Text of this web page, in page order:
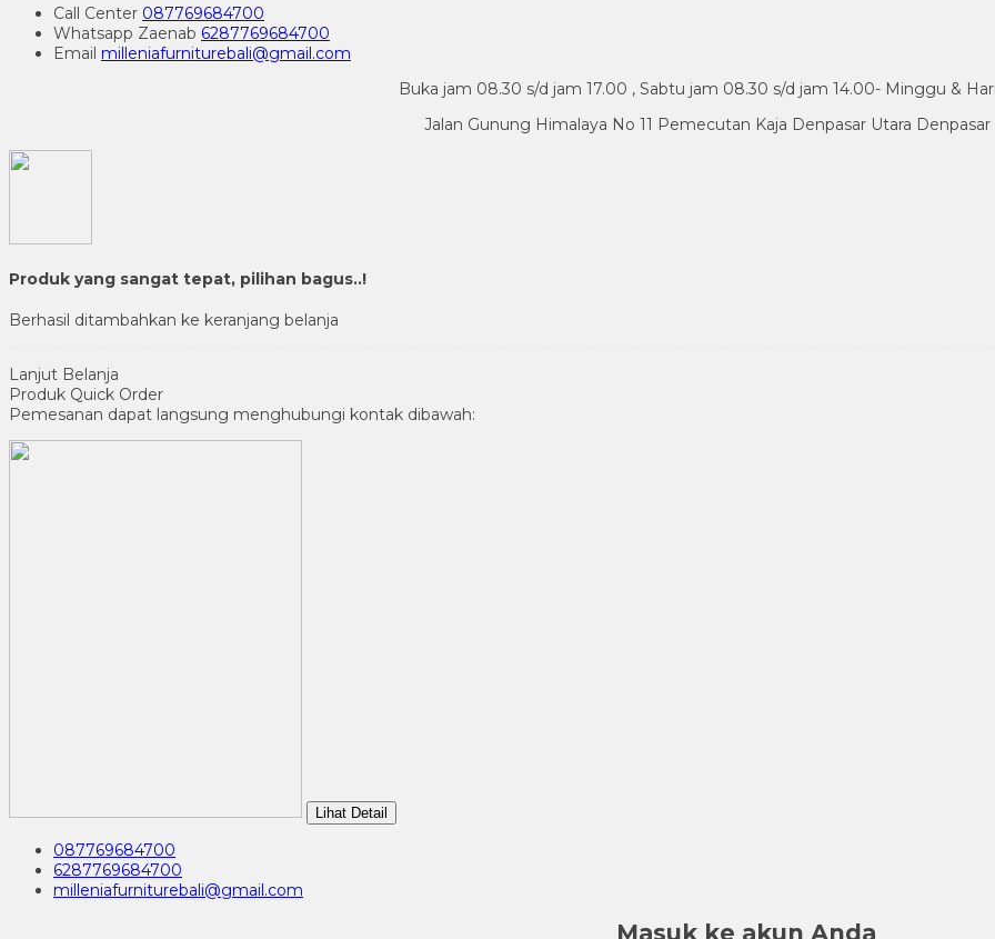
Call Center 087769684700
Whatsapp Zaenab 6287769684700
Email milleniafurniturebali@gmail.com
Buka jam 08.30 s/d jam 17.00 , Sabtu jam 08.30 s/d jam 14.00- Minggu &
Jalan Gunung Himalaya No 11 Pemecutan Kaja Denpasar Utara Denpasar
Produk yang sangat tepat, pilihan bagus..!
Berhasil ditambahkan ke keranjang belanja
Lanjut Belanja
Produk Quick Order
Pemesanan dapat langsung menghubungi kontak dibawah:
Lihat Detail
087769684700
6287769684700
milleniafurniturebali@gmail.com
Masuk ke akun Anda